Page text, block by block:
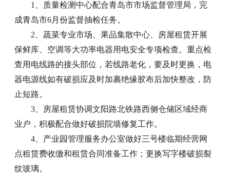
1、质量检测中心配合青岛市市场监督管理局，完
成青岛市6月份监督抽检任务。
2、蔬菜专业市场、果品集散中心、房屋租赁开展
保鲜库、空调等大功率电器用电安全专项检查。重点检
查用电线路的接头部位，若线路老化，要及时更换，电
器电源线如有破损应及时加裹绝缘胶布后加快整改，防
止短路。
3、房屋租赁协调文阳路北铁路西侧仓储区域经商
业户，积极配合做好破损院墙修复工作。
4、产业园管理服务办公室做好三号楼临期经营网
点租赁费收缴和租赁合同准备工作；更换写字楼破损裂
纹玻璃。